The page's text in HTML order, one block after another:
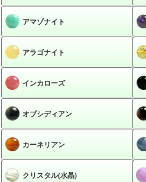
アマゾナイト
アラゴナイト
インカローズ
オブシディアン
カーネリアン
クリスタル(水晶)